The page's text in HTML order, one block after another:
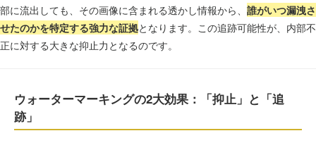
部に流出しても、その画像に含まれる透かし情報から、 誰がいつ漏洩さ
せたのかを特定する強力な証拠となります。この追跡可能性が、内部不
正に対する大きな抑止力となるのです。
ウォーターマーキングの2大効果：「抑止」と「追
跡」